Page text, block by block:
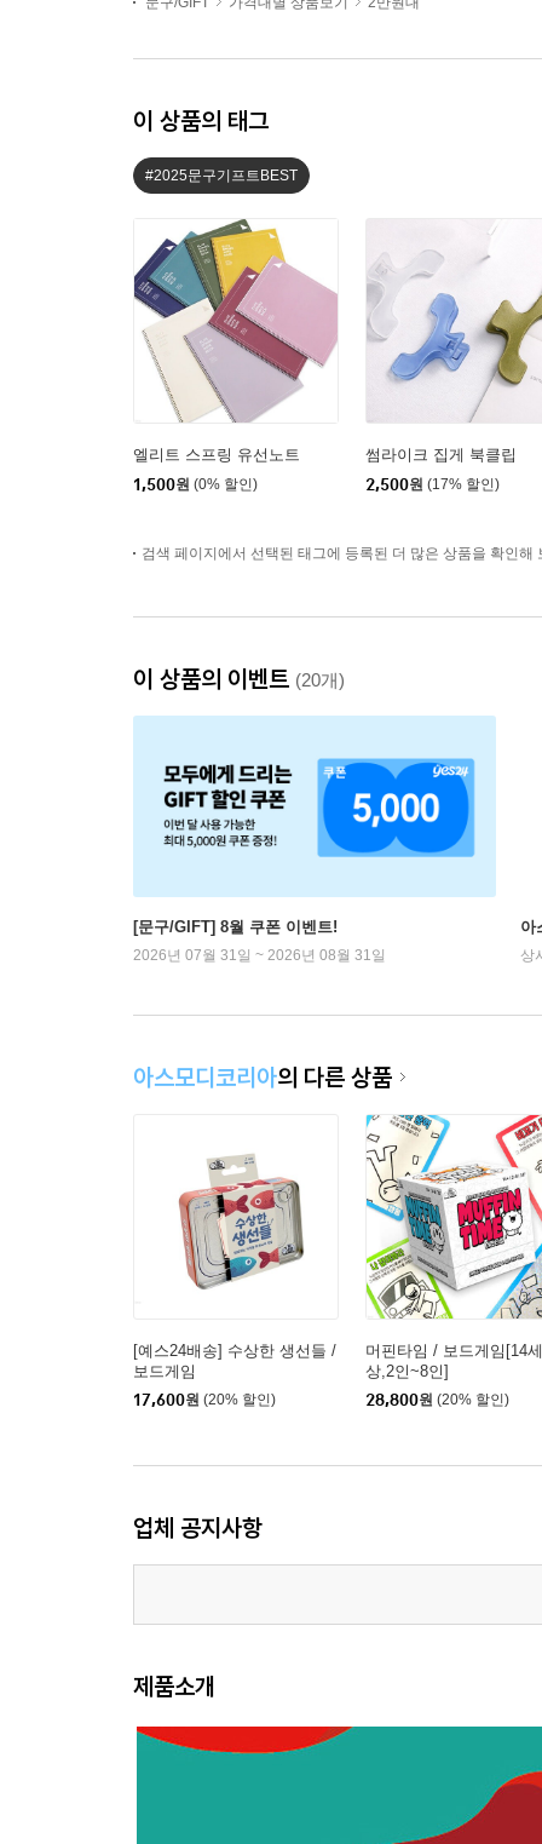
이 상품의 태그
#2025문구기프트BEST
엘리트 스프링 유선노트
1,500원 (0% 할인)
썸라이크 집게 북클립
2,500원 (17% 할인)
검색 페이지에서 선택된 태그에 등록된 더 많은 상품을 확인해
이 상품의 이벤트 (20개)
[문구/GIFT] 8월 쿠폰 이벤트!
2026년 07월 31일 ~ 2026년 08월 31일
아
상
아스모디코리아의 다른 상품
[예스24배송] 수상한 생선들 /
보드게임
17,600원 (20% 할인)
머핀타임 / 보드게임[14
상,2인~8인]
28,800원 (20% 할인)
업체 공지사항
제품소개